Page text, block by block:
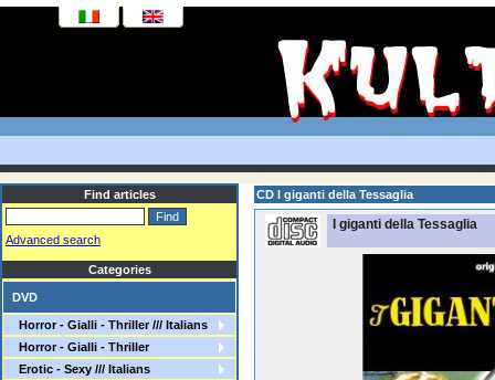
Find articles
Advanced search
Categories
DVD
Horror - Gialli - Thriller /// Italians
Horror - Gialli - Thriller
Erotic - Sexy /// Italians
CD I giganti della Tessaglia
I giganti della Tessaglia